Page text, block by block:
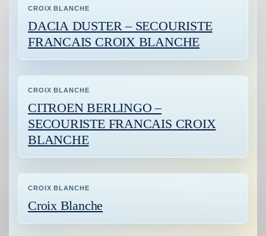
CROIX BLANCHE
DACIA DUSTER – SECOURISTE
FRANCAIS CROIX BLANCHE
CROIX BLANCHE
CITROEN BERLINGO –
SECOURISTE FRANCAIS CROIX
BLANCHE
CROIX BLANCHE
Croix Blanche